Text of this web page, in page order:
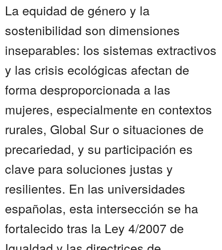
La equidad de género y la
sostenibilidad son dimensiones
inseparables: los sistemas extractivos
y las crisis ecológicas afectan de
forma desproporcionada a las
mujeres, especialmente en contextos
rurales, Global Sur o situaciones de
precariedad, y su participación es
clave para soluciones justas y
resilientes. En las universidades
españolas, esta intersección se ha
fortalecido tras la Ley 4/2007 de